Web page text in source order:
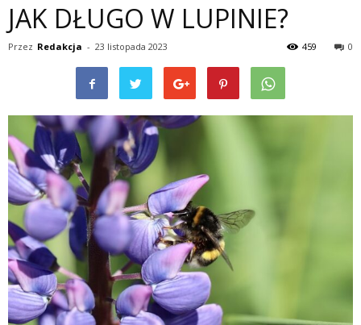
JAK DŁUGO W LUPINIE?
Przez Redakcja - 23 listopada 2023 0
459